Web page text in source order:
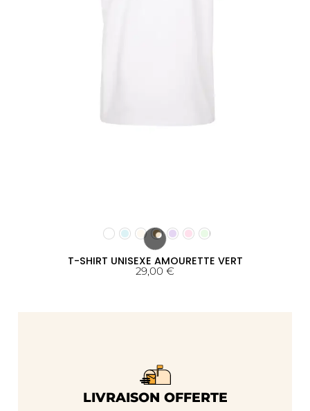
T-SHIRT UNISEXE AMOURETTE VERT
29,00 €
LIVRAISON OFFERTE